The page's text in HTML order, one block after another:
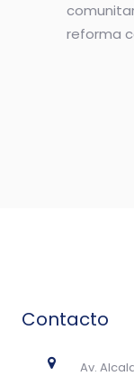
reforma
Contacto
Av.